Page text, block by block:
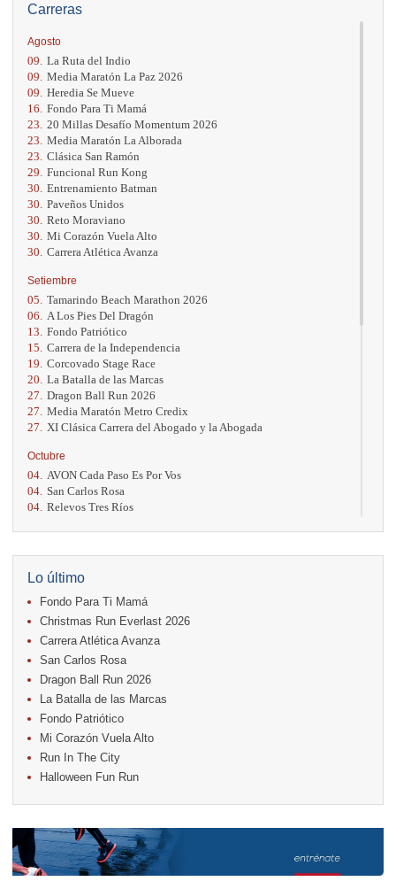
Carreras
Agosto
09. La Ruta del Indio
09. Media Maratón La Paz 2026
09. Heredia Se Mueve
16. Fondo Para Ti Mamá
23. 20 Millas Desafío Momentum 2026
23. Media Maratón La Alborada
23. Clásica San Ramón
29. Funcional Run Kong
30. Entrenamiento Batman
30. Paveños Unidos
30. Reto Moraviano
30. Mi Corazón Vuela Alto
30. Carrera Atlética Avanza
Setiembre
05. Tamarindo Beach Marathon 2026
06.
A Los Pies Del Dragón
13. Fondo Patriótico
15. Carrera de la Independencia
19. Corcovado Stage Race
20. La Batalla de las Marcas
27. Dragon Ball Run 2026
27. Media Maratón Metro Credix
27.
XI Clásica Carrera del Abogado y la Abogada
Octubre
04. AVON Cada Paso Es Por Vos
04. San Carlos Rosa
04. Relevos Tres Ríos
17. Caribe Paradise Run
18.
Casa Turire Trail Run
18. Warriors Run Circuit
18. Samsung Jacó Beach Half Marathon 2026
25. KRun by Under Armour
25. Run Alajuela
Noviembre
08. Lindora Run
15. Entre Pan y Rosas
Diciembre
06. Trail Vulcania 2026
12. Media Maratón Puntarenas 2026
Lo último
Fondo Para Ti Mamá
Christmas Run Everlast 2026
Carrera Atlética Avanza
San Carlos Rosa
Dragon Ball Run 2026
La Batalla de las Marcas
Fondo Patriótico
Mi Corazón Vuela Alto
Run In The City
Halloween Fun Run